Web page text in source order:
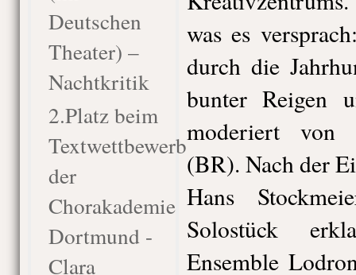
Deutschen
Theater) –
Nachtkritik
2.Platz beim
Textwettbewerb
der
Chorakademie
Dortmund -
Clara
was es
durch die
bunter Reigen
moderiert von
(BR). Nach der
Hans
Solostück
Ensemble